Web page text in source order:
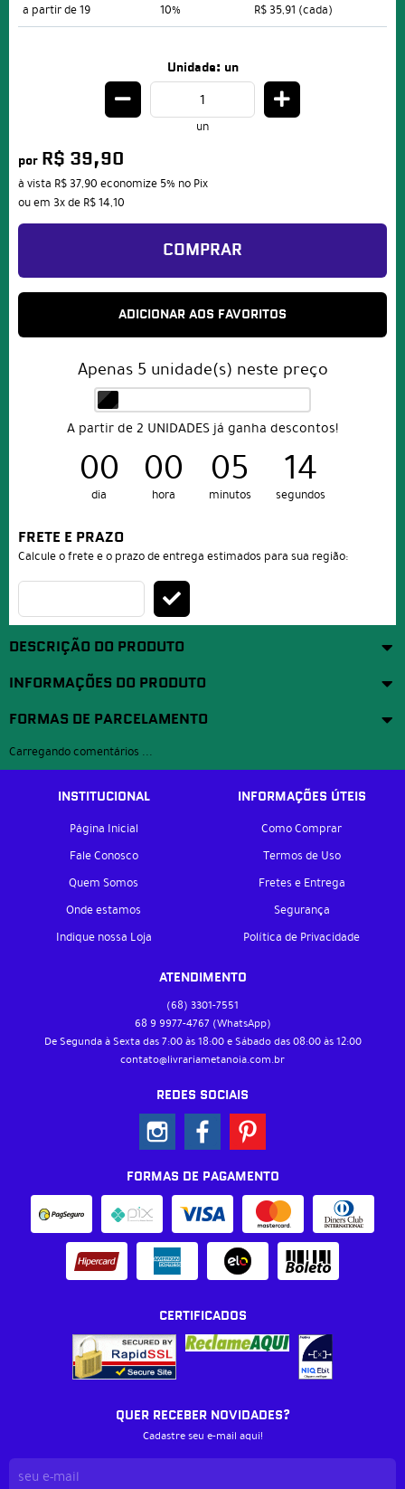
a partir de 19
10% R$ 35,91 (cada)
Unidade: un
un
por R$ 39,90
à vista R$ 37,90 economize 5% no Pix
ou em 3xde R$ 14,10
COMPRAR
ADICIONAR AOS FAVORITOS
Apenas 5 unidade(s) neste preço
A partir de 2 UNIDADES já ganha descontos!
00
dia
00
hora
05
minutos
14
segundos
FRETE E PRAZO
Calcule o frete e o prazo de entrega estimados para sua região:
DESCRIÇÃO DO PRODUTO
INFORMAÇÕES DO PRODUTO
FORMAS DE PARCELAMENTO
Carregando comentários ...
INSTITUCIONAL
Página Inicial
Fale Conosco
Quem Somos
Onde estamos
Indique nossa Loja
INFORMAÇÕES ÚTEIS
Como Comprar
Termos de Uso
Fretes e Entrega
Segurança
Política de Privacidade
ATENDIMENTO
(68) 3301-7551
68 9 9977-4767 (WhatsApp)
De Segunda à Sexta das 7:00 às 18:00 e Sábado das 08:00 às 12:00
contato@livrariametanoia.com.br
REDES SOCIAIS
FORMAS DE PAGAMENTO
CERTIFICADOS
QUER RECEBER NOVIDADES?
Cadastre seu e-mail aqui!